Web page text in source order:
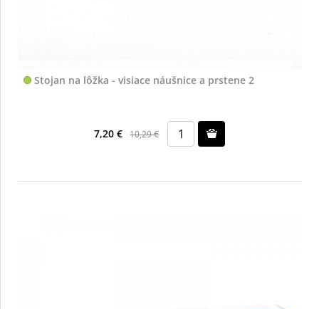
Stojan na lôžka - visiace náušnice a prstene 2
7,20 € 10,29 €